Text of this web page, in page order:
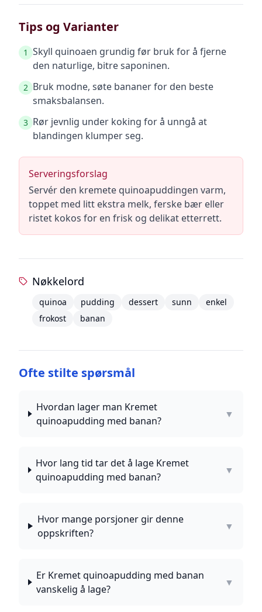
Tips og Varianter
1 Skyll quinoaen grundig før bruk for å fjerne
den naturlige, bitre saponinen.
2 Bruk modne, søte bananer for den beste
smaksbalansen.
3 Rør jevnlig under koking for å unngå at
blandingen klumper seg.
Serveringsforslag
Servér den kremete quinoapuddingen varm,
toppet med litt ekstra melk, ferske bær eller
ristet kokos for en frisk og delikat etterrett.
Nøkkelord
quinoa pudding dessert sunn
enkel
frokost
banan
Ofte stilte spørsmål
Hvordan lager man Kremet
quinoapudding med banan?
▼
Hvor lang tid tar det å lage Kremet
quinoapudding med banan?
▼
Hvor mange porsjoner gir denne
oppskriften?
▼
Er Kremet quinoapudding med banan
vanskelig å lage?
▼